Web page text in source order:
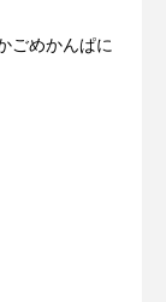
ごめかんぱに